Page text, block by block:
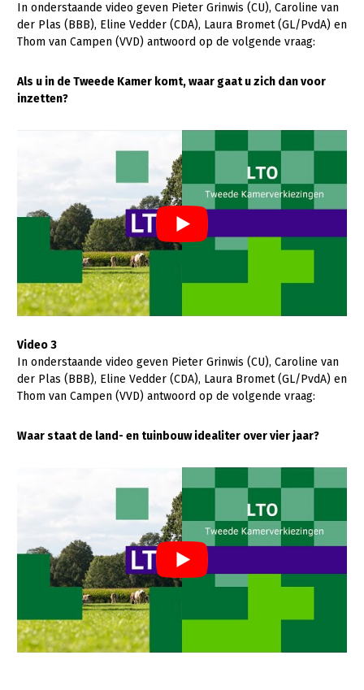
Melkveehouderij
Paardenhouderij
Pluimveehouderij
Schapenhouderij
Akkerbouw
Biologische Landbouw
Bollenteelt
Bomen, vaste planten en zomerbloemen
Glastuinbouw
Paddenstoelen
Onderwerpen
Nieuws
Nieuwsabonnement
Webinars
In onderstaande video geven Pieter Grinwis (CU), Caroline van
der Plas (BBB), Eline Vedder (CDA), Laura Bromet (GL/PvdA) en
Thom van Campen (VVD) antwoord op de volgende vraag:
Als u in de Tweede Kamer komt, waar gaat u zich dan voor
inzetten?
Video 3
In onderstaande video geven Pieter Grinwis (CU), Caroline van
der Plas (BBB), Eline Vedder (CDA), Laura Bromet (GL/PvdA) en
Thom van Campen (VVD) antwoord op de volgende vraag:
Waar staat de land- en tuinbouw idealiter over vier jaar?